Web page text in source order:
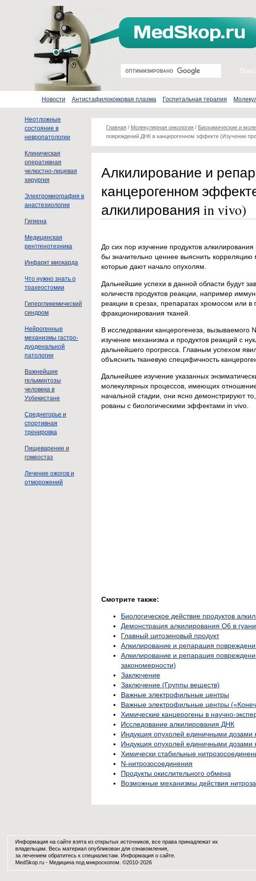
Новости Антистафилококковая плазма Госпитальная терапия
Неотложные
состояние в
невропатологии
Клиническая
оперативная
челюстно-лицевая
хирургия
Электромиография в
анастезиологии
Гигиена
Медицинская
рентгенотехника
Инфаркт миокарда
Что нужно знать о
трахеостомии
Гипергликемический
синдром
Нейрогенные
механизмы гастро-
дуоденальной
патологии
Важнейшие
гельминтозы
человека в
Узбекистане
Среднегорье и
спортивная
тренировка
Пищеварение и
гомеостаз
Лечение ожогов и
отморожений
Главная / Молекулярная онкология / Биохимические и
повреждений ДНК в канцерогенном эффекте (Изучение
Алкилирование и
канцерогенном
алкилирования in vivo)
До сих пор изучение продуктов
бы значительно ценнее выяснить
которые дают начало опухолям.
Дальнейшие успехи в данной области будут
количеств продуктов реакции, например
реакции в срезах, препаратах хромосом или
фракционирования тканей.
В исследовании канцерогенеза, вызываемого
изучение механизма и продуктов реакций с
дальнейшего прогресса. Главным успехом
объяснить тканевую специфичность
Дальнейшее изучение указанных
молекулярных процессов, имеющих
начальной стадии, они ясно демонстрируют
рованы с биологическими эффектами in vivo.
Смотрите также:
Биологическое действие продуктов
Демонстрация алкилирования О6 в
Главный цитозиновый продукт
Алкилирование и репарация
Алкилирование и репарация
закономерности)
Заключение
Заключение (Группы веществ)
Важные электрофильные центры
Важные электрофильные центры
Химические канцерогены в научно-
Исследование алкилирования ДНК
Индукция опухолей единичными дозами
Индукция опухолей единичными дозами
Химически стабильные
N-нитрозосоединения
Продукты окислительного обмена
Возможные механизмы действия
Информация на сайте взята из открытых источников, все права принадлежат их
владельцам. Весь материал опубликован для ознакомления,
за лечением обратитесь к специалистам. Информация о сайте
MedSkop.ru - Медицина под микроскопом. ©2010-2026